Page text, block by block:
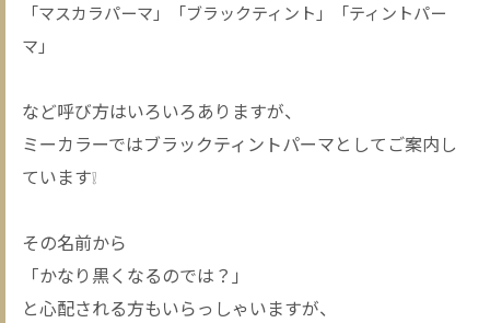
「マスカラパーマ」「ブラックティント」
「ティントパー
マ」
など呼び方はいろいろありますが、
ミーカラーではブラックティントパーマとしてご案内し
ています❕
その名前から
「かなり黒くなるのでは？」
と心配される方もいらっしゃいますが、